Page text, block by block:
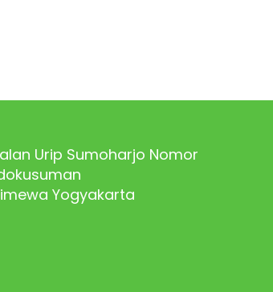
Urip Sumoharjo Nomor
Yogyakarta